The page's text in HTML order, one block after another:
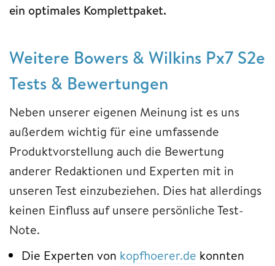
ein optimales Komplettpaket.
Weitere Bowers & Wilkins Px7 S2e
Tests & Bewertungen
Neben unserer eigenen Meinung ist es uns
außerdem wichtig für eine umfassende
Produktvorstellung auch die Bewertung
anderer Redaktionen und Experten mit in
unseren Test einzubeziehen. Dies hat allerdings
keinen Einfluss auf unsere persönliche Test-
Note.
Die Experten von kopfhoerer.de konnten